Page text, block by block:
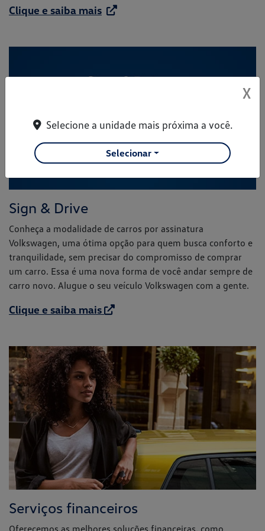
Clique e saiba mais
Sign & Drive
Conheça a modalidade de carros por assinatura
Volkswagen, uma ótima opção para quem busca conforto e
tranquilidade, sem precisar do compromisso de comprar
um carro. Essa é uma nova forma de você andar sempre de
carro novo. Alugue o seu veículo Volkswagen com a gente.
Clique e saiba mais
Serviços financeiros
Oferecemos as melhores soluções financeiras, como
X
Selecione a unidade mais próxima a você.
Selecionar